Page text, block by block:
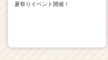
夏祭りイベント開催！